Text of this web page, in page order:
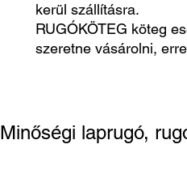
kerül szállításra.
RUGÓKÖTEG köteg
szeretne vásárolni,
Minőségi laprugó,